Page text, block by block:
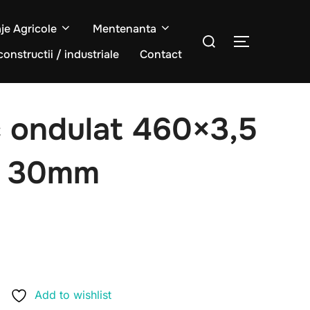
Agricole
Mentenanta
/ industriale
Contact
Caută
COMUTĂ
ondulat 460×3,5
Add to wishlist